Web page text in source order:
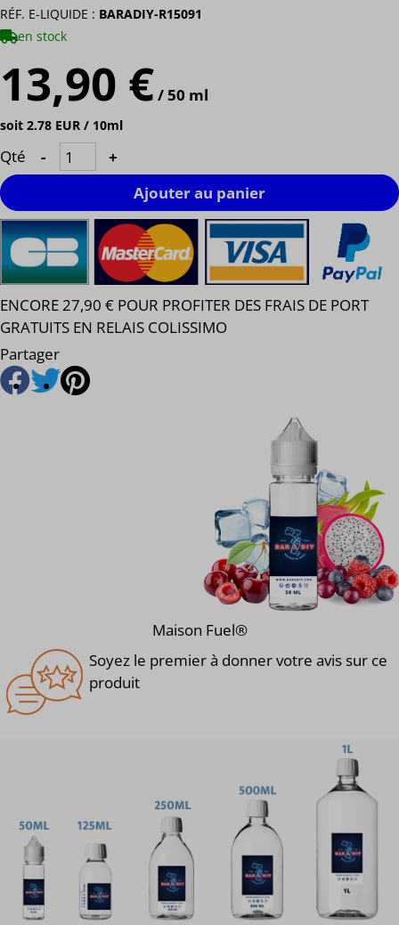
RÉF. E-LIQUIDE : BARADIY-R15091
en stock
13,90 €/ 50 ml
soit 2.78 EUR / 10ml
Qté -
+
Ajouter au panier
ENCORE 27,90 € POUR PROFITER DES FRAIS DE PORT
GRATUITS EN RELAIS COLISSIMO
Partager
Maison Fuel®
Soyez le premier à donner votre avis sur ce
produit